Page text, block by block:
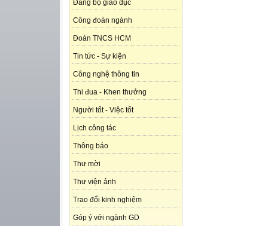
Đảng bộ giáo dục
Công đoàn ngành
Đoàn TNCS HCM
Tin tức - Sự kiện
Công nghệ thông tin
Thi đua - Khen thưởng
Người tốt - Việc tốt
Lịch công tác
Thông báo
Thư mời
Thư viện ảnh
Trao đổi kinh nghiệm
Góp ý với ngành GD